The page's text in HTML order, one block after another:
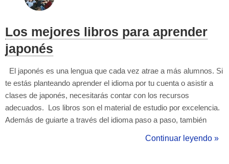
Los mejores libros para aprender
japonés
El japonés es una lengua que cada vez atrae a más alumnos. Si
te estás planteando aprender el idioma por tu cuenta o asistir a
clases de japonés, necesitarás contar con los recursos
adecuados. Los libros son el material de estudio por excelencia.
Además de guiarte a través del idioma paso a paso, también
Continuar leyendo »